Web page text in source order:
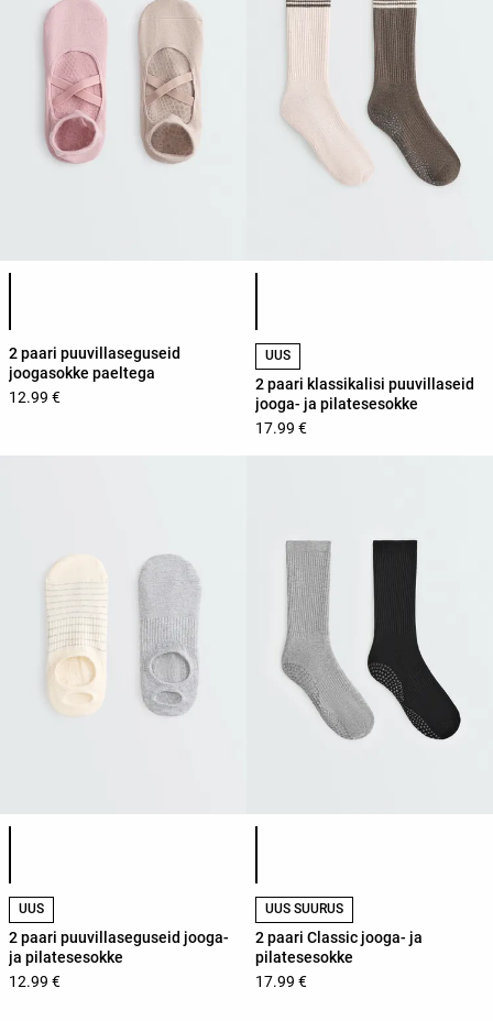
Toote värvide loend
2 paari puuvillaseguseid
joogasokke paeltega
12.99 €
Toote värvide loend
UUS
2 paari klassikalisi puuvillaseid
jooga- ja pilatesesokke
17.99 €
Toote värvide loend
UUS
2 paari puuvillaseguseid jooga-
ja pilatesesokke
12.99 €
Toote värvide loend
UUS SUURUS
2 paari Classic jooga- ja
pilatesesokke
17.99 €